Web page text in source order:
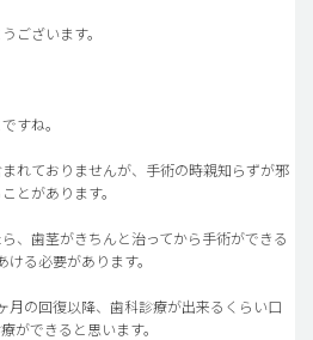
ございます。
すね。
れておりませんが、手術の時親知らずが邪
とがあります。
、歯茎がきちんと治ってから手術ができる
る必要があります。
月の回復以降、歯科診療が出来るくらい口
ができると思います。